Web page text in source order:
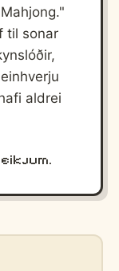
til sonar
aldrei